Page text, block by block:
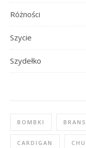
Różności
Szycie
Szydełko
BOMBKI
CARDIGAN